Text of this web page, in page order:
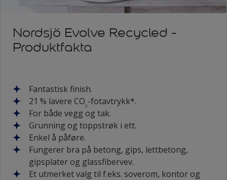
Nordsjö Evolve Recycled -
Produktfakta
Fantastisk finish.
21 % lavere CO2-fotavtrykk*.
For både vegg og tak.
Grunning og toppstrøk i ett.
Enkel å påføre.
Fungerer bra på betong, gips, lettbetong,
gipsplater og glassfibervev.
Et utmerket valg til f.eks. soverom, kontor og